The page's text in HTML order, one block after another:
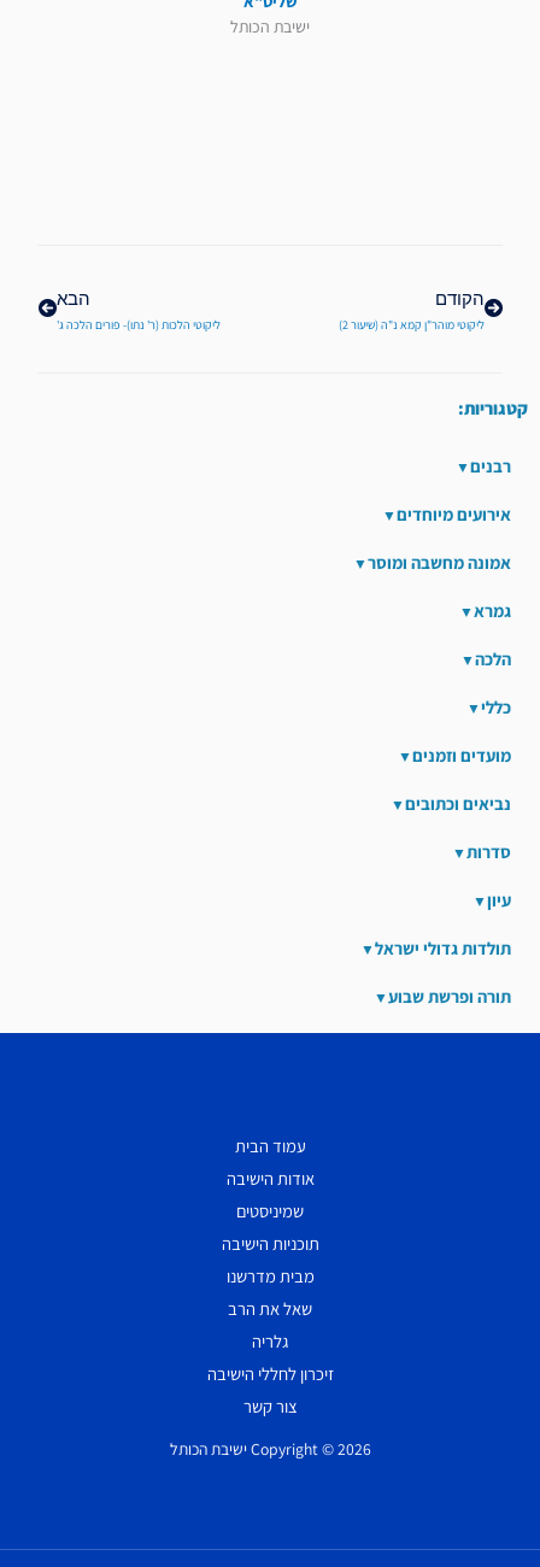
ישיבת הכותל
הקודם
ליקוטי מוהר"ן קמא נ"ה (שיעור 2)
הבא
ליקוטי הלכות (ר' נתו)- פורים הלכה ג'
קטגוריות:
רבנים
אירועים מיוחדים
אמונה מחשבה ומוסר
גמרא
הלכה
כללי
מועדים וזמנים
נביאים וכתובים
סדרות
עיון
תולדות גדולי ישראל
תורה ופרשת שבוע
עמוד הבית
אודות הישיבה
שמיניסטים
תוכניות הישיבה
מבית מדרשנו
שאל את הרב
גלריה
זיכרון לחללי הישיבה
צור קשר
Copyright © 2026 ישיבת הכותל